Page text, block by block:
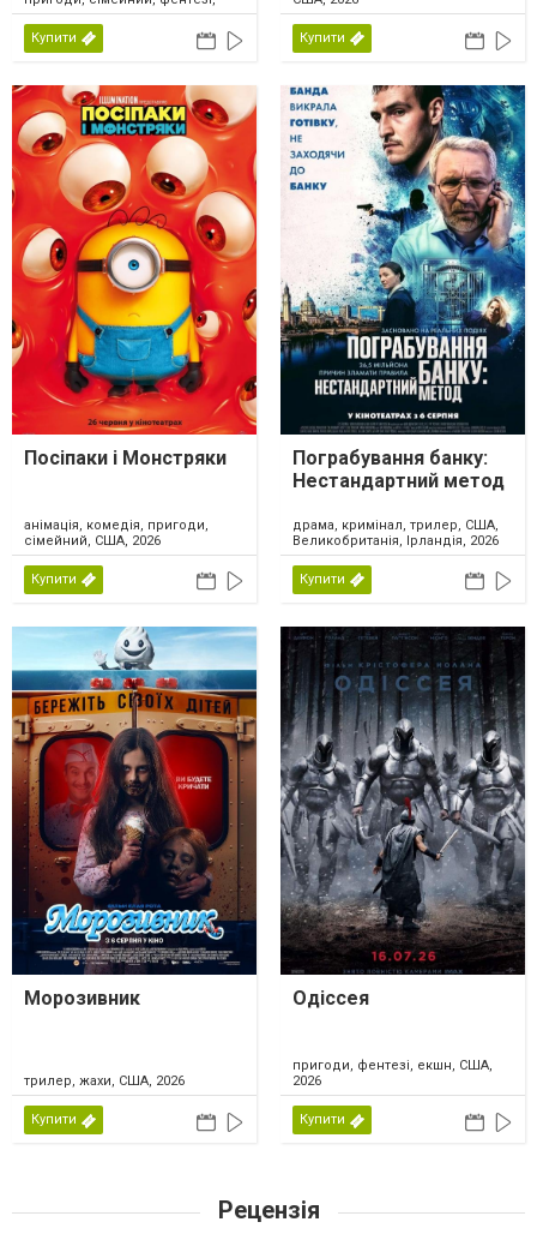
США, 2026
Купити
Купити
Посіпаки і Монстряки
анімація, комедія, пригоди,
сімейний, США, 2026
Купити
Пограбування банку:
Нестандартний метод
драма, кримінал, трилер, США,
Великобританія, Ірландія, 2026
Купити
Морозивник
трилер, жахи, США, 2026
Купити
Одіссея
пригоди, фентезі, екшн, США,
2026
Купити
Рецензія